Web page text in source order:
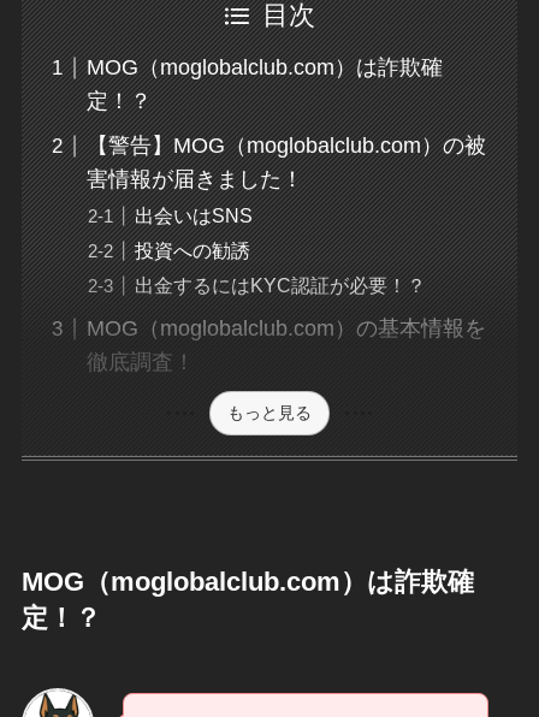
目次
MOG（moglobalclub.com）は詐欺確
定！？
【警告】MOG（moglobalclub.com）の被
害情報が届きました！
出会いはSNS
投資への勧誘
出金するにはKYC認証が必要！？
MOG（moglobalclub.com）の基本情報を
徹底調査！
もっと見る
MOG（moglobalclub.com） は詐欺確
定！？